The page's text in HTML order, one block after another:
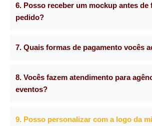
6. Posso receber um mockup antes de
pedido?
7. Quais formas de pagamento vocês
8. Vocês fazem atendimento para
eventos?
9. Posso personalizar com a logo da